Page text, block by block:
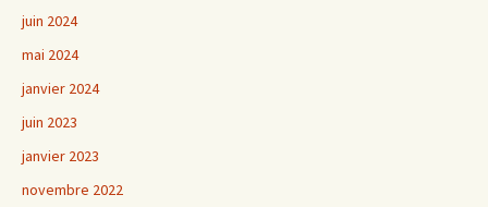
juin 2024
mai 2024
janvier 2024
juin 2023
janvier 2023
novembre 2022